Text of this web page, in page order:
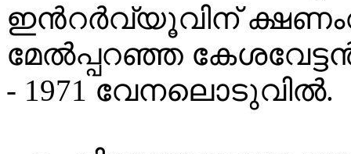
ഇൻറർവ്യൂവിന്
മേൽപ്പറഞ്ഞ
- 1971 വേനലൊടുവിൽ.